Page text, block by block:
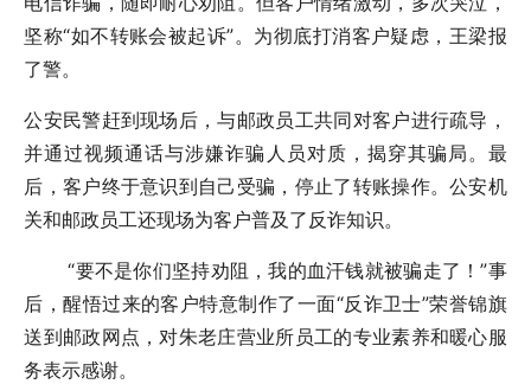
坚称“如不转账会被起诉”。为彻底打消客户疑虑，王梁报
了警。
公安民警赶到现场后，与邮政员工共同对客户进行疏导，
并通过视频通话与涉嫌诈骗人员对质，揭穿其骗局。最
后，客户终于意识到自己受骗，停止了转账操作。公安机
关和邮政员工还现场为客户普及了反诈知识。
“要不是你们坚持劝阻，我的血汗钱就被骗走了！”事
后，醒悟过来的客户特意制作了一面“反诈卫士”荣誉锦旗
送到邮政网点，对朱老庄营业所员工的专业素养和暖心服
务表示感谢。